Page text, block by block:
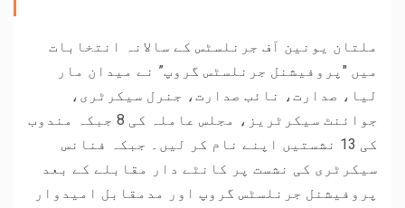
ملتان یونین آف جرنلسٹس کے سالانہ انتخابات
میں "پروفیشنل جرنلسٹس گروپ” نے میدان مار
لیا، صدارت، نائب صدارت، جنرل سیکرٹری،
جوائنٹ سیکرٹریز، مجلس عاملہ کی 8 جبکہ مندوب
کی 13 نشستیں اپنے نام کر لیں۔ جبکہ فنانس
سیکرٹری کی نشست پر کانٹے دار مقابلے کے بعد
پروفیشنل جرنلسٹس گروپ اور مدمقابل امیدوار